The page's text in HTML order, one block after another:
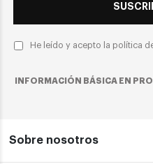
He leído y acepto la política
INFORMACIÓN BÁSICA EN
Sobre nosotros